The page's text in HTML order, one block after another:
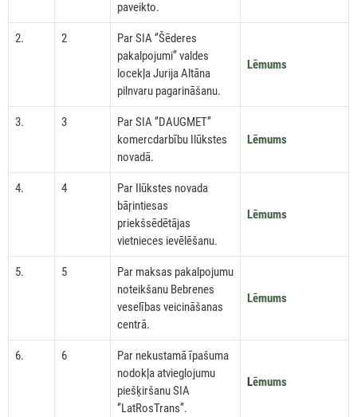
paveikto.
2. 2
Par SIA ‘’Šēderes
pakalpojumi’’ valdes
locekļa Jurija Altāna
pilnvaru pagarināšanu.
Lēmums
3. 3
Par SIA ‘’DAUGMET’’
komercdarbību Ilūkstes
novadā.
Lēmums
4. 4
Par Ilūkstes novada
bāŗintiesas
priekšsēdētājas
vietnieces ievēlēšanu.
Lēmums
5. 5
Par maksas pakalpojumu
noteikšanu Bebrenes
veselības veicināšanas
centrā.
Lēmums
6. 6
Par nekustamā īpašuma
nodokļa atvieglojumu
piešķiršanu SIA
‘’LatRosTrans’’.
Lēmums